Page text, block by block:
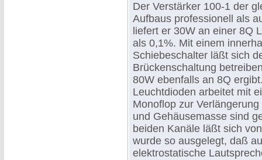
Der Verstärker 100-1 der
Aufbaus professionell als
liefert er 30W an einer 8Q
als 0,1%. Mit einem
Schiebeschalter läßt sich
Brückenschaltung
80W ebenfalls an 8Q
Leuchtdioden arbeitet mit
Monoflop zur
und Gehäusemasse sind
beiden Kanäle läßt sich
wurde so ausgelegt, daß
elektrostatische